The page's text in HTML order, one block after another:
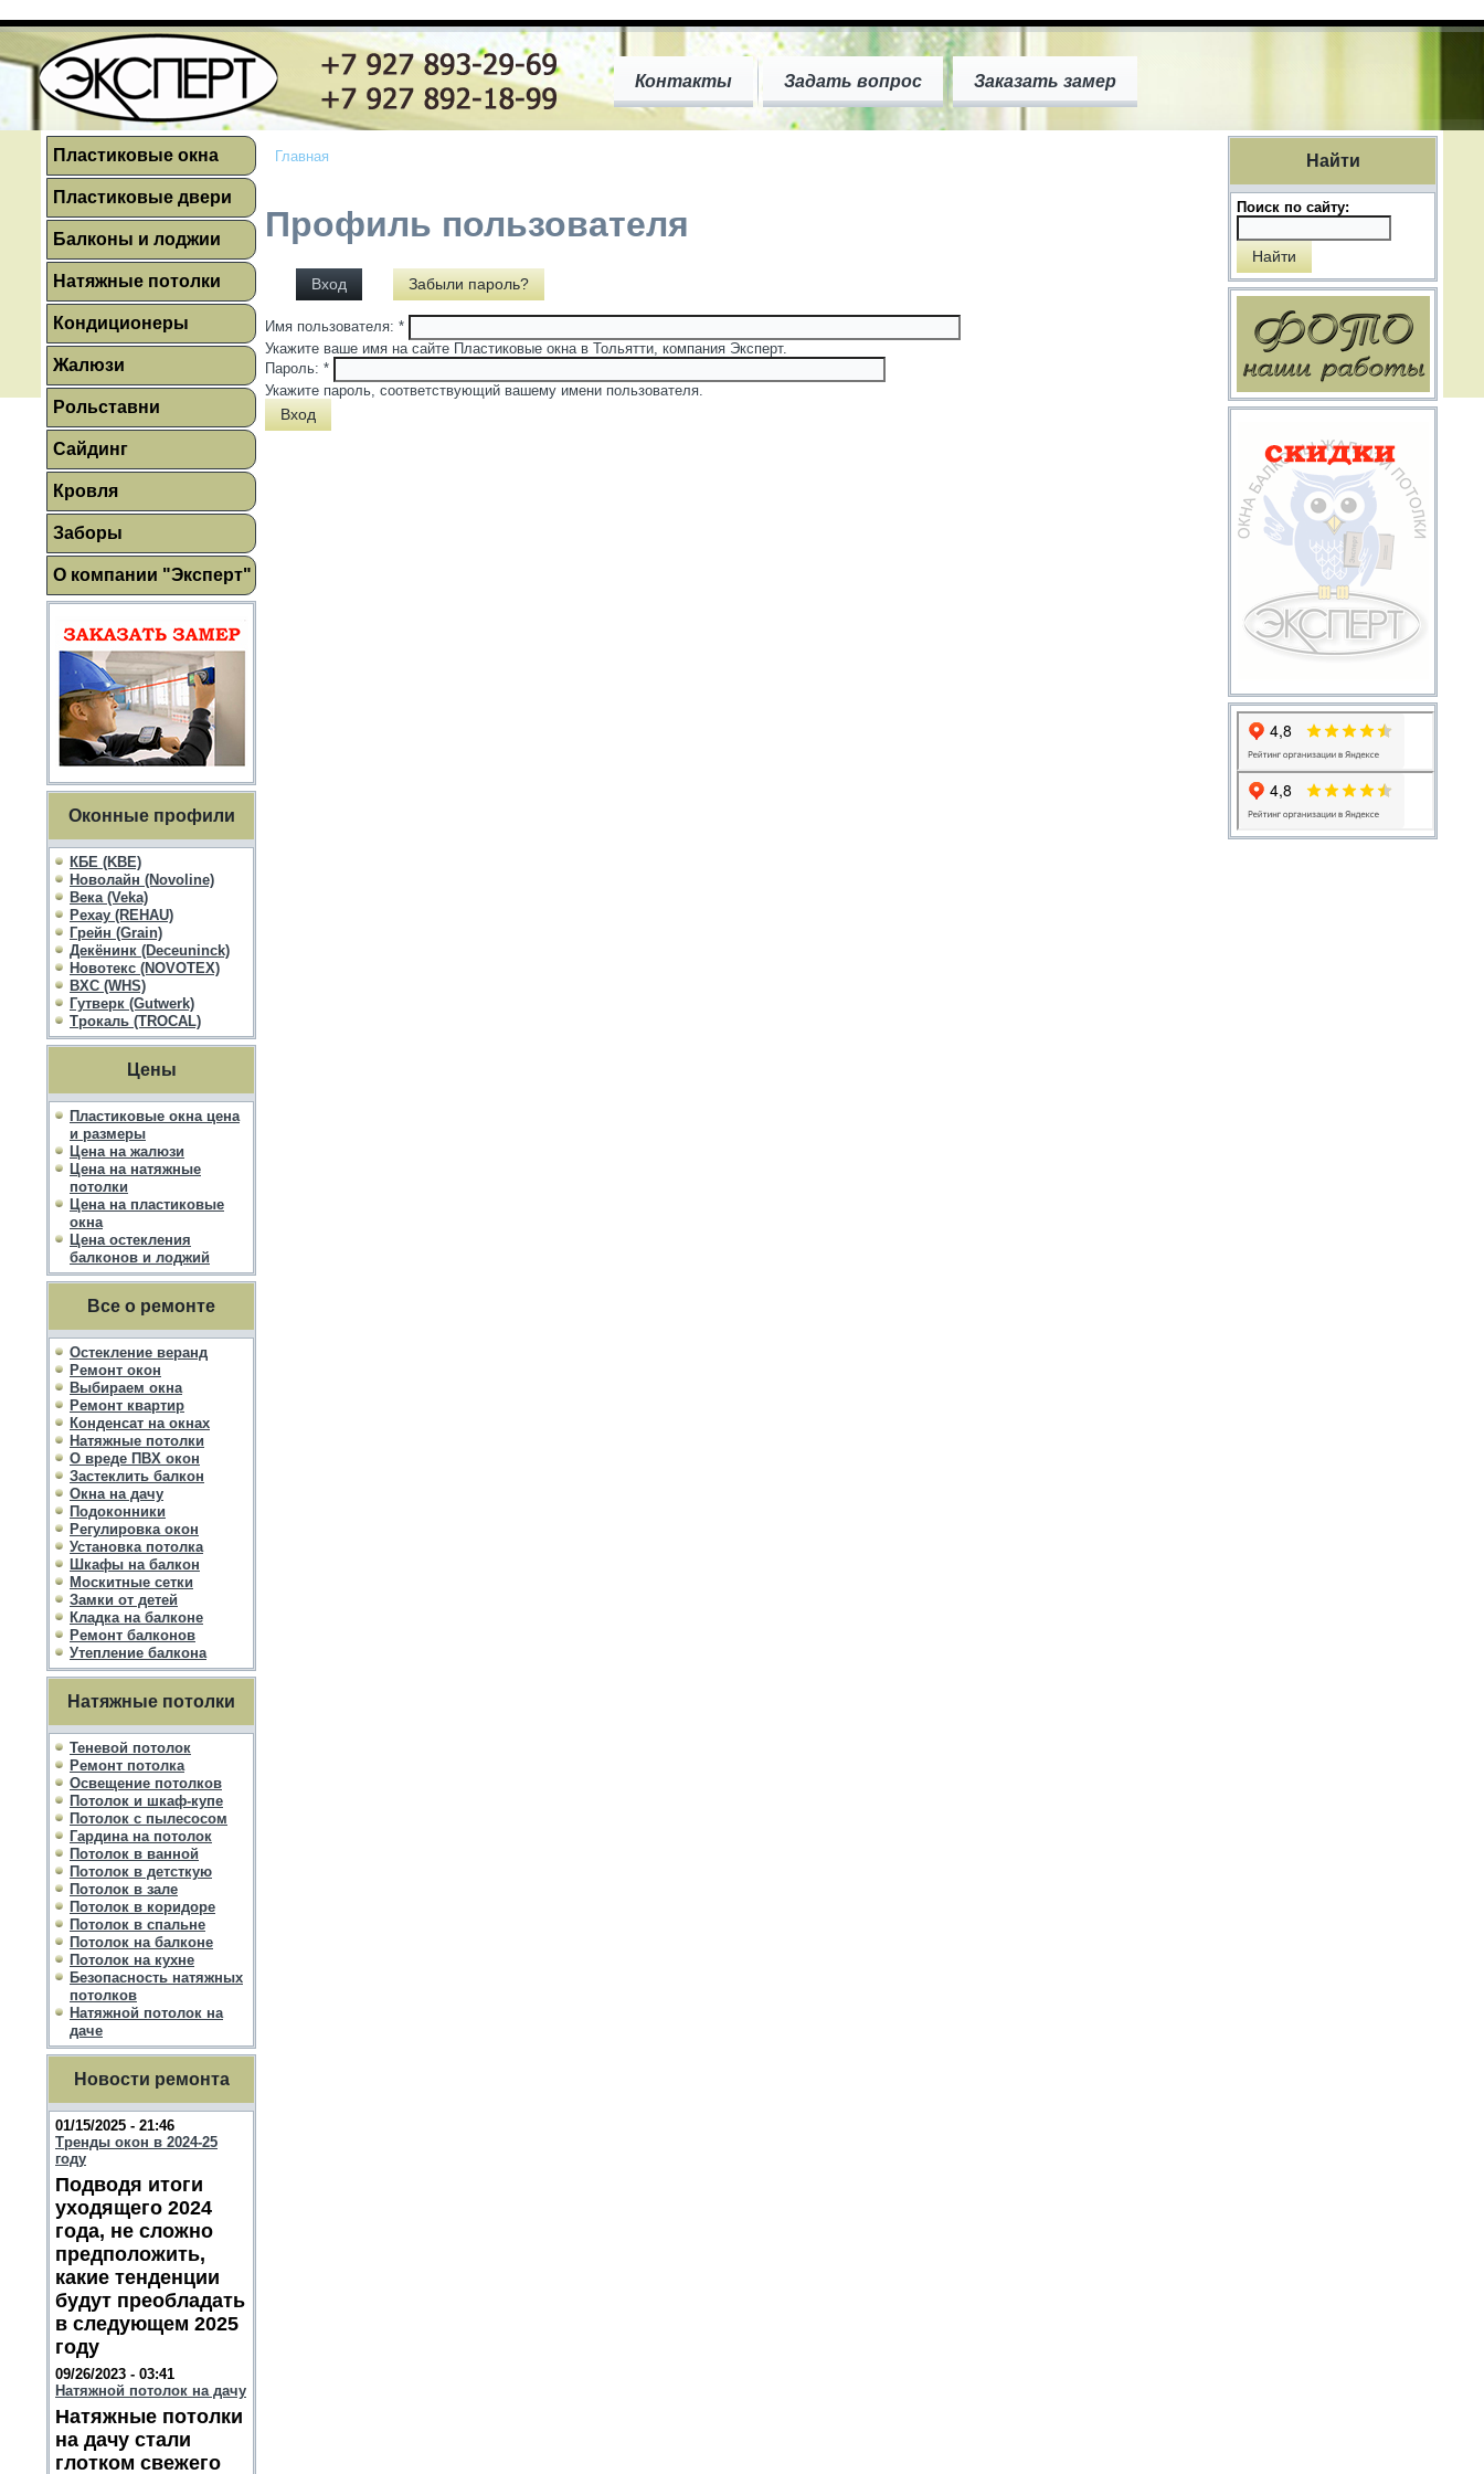
Контакты Задать вопрос Заказать замер
Пластиковые окна
Пластиковые двери
Балконы и лоджии
Натяжные потолки
Кондиционеры
Жалюзи
Рольставни
Сайдинг
Кровля
Заборы
О компании "Эксперт"
Оконные профили
КБЕ (KBE)
Новолайн (Novoline)
Века (Veka)
Рехау (REHAU)
Грейн (Grain)
Декёнинк (Deceuninck)
Новотекс (NOVOTEX)
ВХС (WHS)
Гутверк (Gutwerk)
Трокаль (TROCAL)
Цены
Пластиковые окна цена
и размеры
Цена на жалюзи
Цена на натяжные
потолки
Цена на пластиковые
окна
Цена остекления
балконов и лоджий
Все о ремонте
Остекление веранд
Ремонт окон
Выбираем окна
Ремонт квартир
Конденсат на окнах
Натяжные потолки
О вреде ПВХ окон
Застеклить балкон
Окна на дачу
Подоконники
Регулировка окон
Установка потолка
Шкафы на балкон
Москитные сетки
Замки от детей
Кладка на балконе
Ремонт балконов
Утепление балкона
Натяжные потолки
Теневой потолок
Ремонт потолка
Освещение потолков
Потолок и шкаф-купе
Потолок с пылесосом
Гардина на потолок
Потолок в ванной
Потолок в детсткую
Потолок в зале
Потолок в коридоре
Потолок в спальне
Потолок на балконе
Потолок на кухне
Безопасность натяжных
потолков
Натяжной потолок на
даче
Новости ремонта
01/15/2025 - 21:46
Тренды окон в 2024-25
году
Подводя итоги
уходящего 2024
года, не сложно
предположить,
какие тенденции
будут преобладать
в следующем 2025
году
09/26/2023 - 03:41
Натяжной потолок на дачу
Натяжные потолки
на дачу стали
глотком свежего
Главная
Профиль пользователя
Вход Забыли пароль?
Имя пользователя: *
Укажите ваше имя на сайте Пластиковые окна в Тольятти, компания Эксперт.
Пароль: *
Укажите пароль, соответствующий вашему имени пользователя.
Найти
Поиск по сайту: